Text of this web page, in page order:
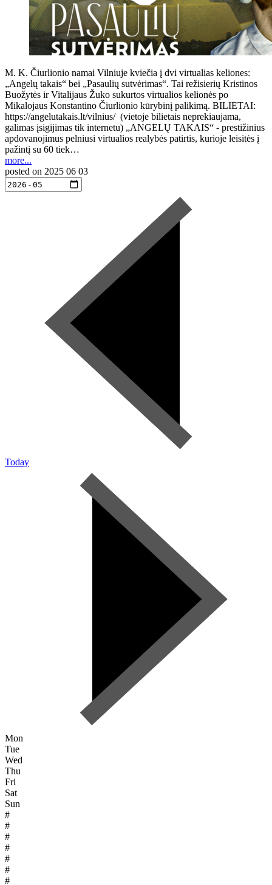
M. K. Čiurlionio namai Vilniuje kviečia į dvi virtualias keliones:
„Angelų takais“ bei „Pasaulių sutvėrimas“. Tai režisierių Kristinos
Buožytės ir Vitalijaus Žuko sukurtos virtualios kelionės po
Mikalojaus Konstantino Čiurlionio kūrybinį palikimą. BILIETAI:
https://angelutakais.lt/vilnius/ (vietoje bilietais neprekiaujama,
galimas įsigijimas tik internetu) „ANGELŲ TAKAIS“ - prestižinius
apdovanojimus pelniusi virtualios realybės patirtis, kurioje leisitės į
pažintį su 60 tiek…
more...
posted on 2025 06 03
Today
Mon
Tue
Wed
Thu
Fri
Sat
Sun
#
#
#
#
#
#
#